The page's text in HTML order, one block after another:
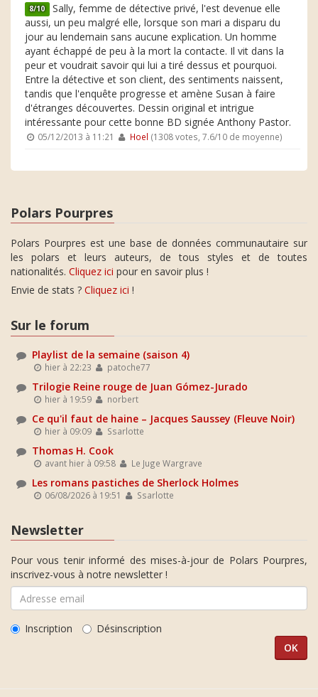
8/10 Sally, femme de détective privé, l'est devenue elle
aussi, un peu malgré elle, lorsque son mari a disparu du
jour au lendemain sans aucune explication. Un homme
ayant échappé de peu à la mort la contacte. Il vit dans la
peur et voudrait savoir qui lui a tiré dessus et pourquoi.
Entre la détective et son client, des sentiments naissent,
tandis que l'enquête progresse et amène Susan à faire
d'étranges découvertes. Dessin original et intrigue
intéressante pour cette bonne BD signée Anthony Pastor.
05/12/2013 à 11:21 Hoel (1308 votes, 7.6/10 de moyenne)
Polars Pourpres
Polars Pourpres est une base de données communautaire sur
les polars et leurs auteurs, de tous styles et de toutes
nationalités. Cliquez ici pour en savoir plus !
Envie de stats ? Cliquez ici !
Sur le forum
Playlist de la semaine (saison 4)
hier à 22:23 patoche77
Trilogie Reine rouge de Juan Gómez-Jurado
hier à 19:59 norbert
Ce qu'il faut de haine – Jacques Saussey (Fleuve Noir)
hier à 09:09 Ssarlotte
Thomas H. Cook
avant hier à 09:58 Le Juge Wargrave
Les romans pastiches de Sherlock Holmes
06/08/2026 à 19:51 Ssarlotte
Newsletter
Pour vous tenir informé des mises-à-jour de Polars Pourpres,
inscrivez-vous à notre newsletter !
Inscription Désinscription